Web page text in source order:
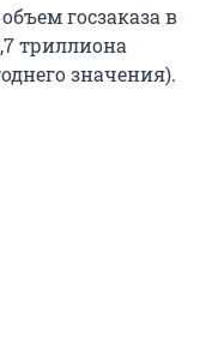
госзаказа в
триллиона
значения).